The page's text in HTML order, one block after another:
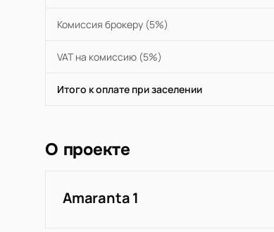
Комиссия брокеру (5%)
VAT на комиссию (5%)
Итого к оплате при заселении
О проекте
Amaranta 1